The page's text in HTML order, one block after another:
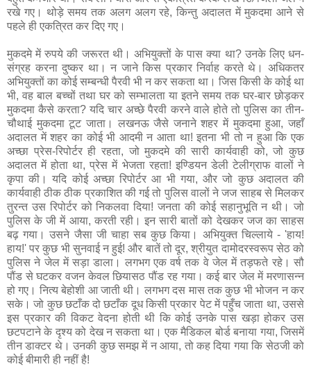
रखे गए। थोड़े समय तक अलग अलग रहे, किन्तु अदालत में मुकदमा आने से
पहले ही एकत्रित कर दिए गए।
मुकदमे में रुपये की जरूरत थी। अभियुक्‍तों के पास क्या था? उनके लिए धन-
संग्रह करना दुष्‍कर था। न जाने किस प्रकार निर्वाह करते थे। अधिकतर
अभियुक्‍तों का कोई सम्बन्धी पैरवी भी न कर सकता था। जिस किसी के कोई था
भी, वह बाल बच्चों तथा घर को सम्भालता या इतने समय तक घर-बार छोड़कर
मुकदमा कैसे करता? यदि चार अच्छे पैरवी करने वाले होते तो पुलिस का तीन-
चौथाई मुकदमा टूट जाता। लखनऊ जैसे जनाने शहर में मुकदमा हुआ, जहाँ
अदालत में शहर का कोई भी आदमी न आता था! इतना भी तो न हुआ कि एक
अच्छा प्रेस-रिपोर्टर ही रहता, जो मुकदमे की सारी कार्यवाही को, जो कुछ
अदालत में होता था, प्रेस में भेजता रहता! इण्डियन डेली टेलीग्राफ वालों ने
कृपा की। यदि कोई अच्छा रिपोर्टर आ भी गया, और जो कुछ अदालत की
कार्यवाही ठीक ठीक प्रकाशित की गई तो पुलिस वालों ने जज साहब से मिलकर
तुरन्त उस रिपोर्टर को निकलवा दिया! जनता की कोई सहानुभूति न थी। जो
पुलिस के जी में आया, करती रही। इन सारी बातों को देखकर जज का साहस
बढ़ गया। उसने जैसा जी चाहा सब कुछ किया। अभियुक्‍त चिल्लाये - 'हाय!
हाय!' पर कुछ भी सुनवाई न हुई! और बातें तो दूर, श्रीयुत दामोदरस्वरूप सेठ को
पुलिस ने जेल में सड़ा डाला। लगभग एक वर्ष तक वे जेल में तड़फते रहे। सौ
पौंड से घटकर वजन केवल छियासठ पौंड रह गया। कई बार जेल में मरणासन्न
हो गए। नित्य बेहोशी आ जाती थी। लगभग दस मास तक कुछ भी भोजन न कर
सके। जो कुछ छटाँक दो छटाँक दूध किसी प्रकार पेट में पहुँच जाता था, उससे
इस प्रकार की विकट वेदना होती थी कि कोई उनके पास खड़ा होकर उस
छटपटाने के दृश्य को देख न सकता था। एक मैडिकल बोर्ड बनाया गया, जिसमें
तीन डाक्टर थे। उनकी कुछ समझ में न आया, तो कह दिया गया कि सेठजी को
कोई बीमारी ही नहीं है!